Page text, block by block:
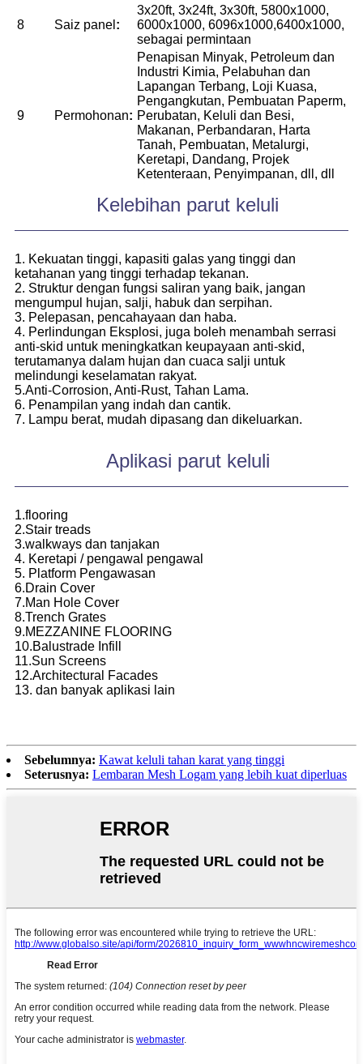
8 Saiz panel :
3x20ft, 3x24ft, 3x30ft, 5800x1000,
6000x1000, 6096x1000,6400x1000,
sebagai permintaan
9 Permohonan:
Penapisan Minyak, Petroleum dan
Industri Kimia, Pelabuhan dan
Lapangan Terbang, Loji Kuasa,
Pengangkutan, Pembuatan Paperm,
Perubatan, Keluli dan Besi,
Makanan, Perbandaran, Harta
Tanah, Pembuatan, Metalurgi,
Keretapi, Dandang, Projek
Ketenteraan, Penyimpanan, dll, dll
Kelebihan parut keluli
1. Kekuatan tinggi, kapasiti galas yang tinggi dan
ketahanan yang tinggi terhadap tekanan.
2. Struktur dengan fungsi saliran yang baik, jangan
mengumpul hujan, salji, habuk dan serpihan.
3. Pelepasan, pencahayaan dan haba.
4. Perlindungan Eksplosi, juga boleh menambah serrasi
anti-skid untuk meningkatkan keupayaan anti-skid,
terutamanya dalam hujan dan cuaca salji untuk
melindungi keselamatan rakyat.
5.Anti-Corrosion, Anti-Rust, Tahan Lama.
6. Penampilan yang indah dan cantik.
7. Lampu berat, mudah dipasang dan dikeluarkan.
Aplikasi parut keluli
1.flooring
2.Stair treads
3.walkways dan tanjakan
4. Keretapi / pengawal pengawal
5. Platform Pengawasan
6.Drain Cover
7.Man Hole Cover
8.Trench Grates
9.MEZZANINE FLOORING
10.Balustrade Infill
11.Sun Screens
12.Architectural Facades
13. dan banyak aplikasi lain
Sebelumnya: Kawat keluli tahan karat yang tinggi
Seterusnya: Lembaran Mesh Logam yang lebih kuat diperluas